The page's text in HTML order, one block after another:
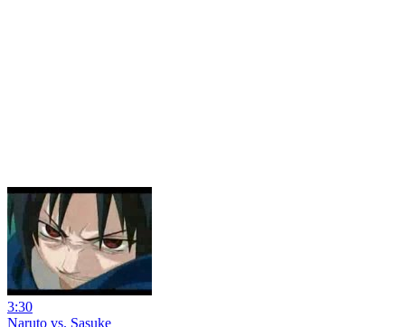
3:30
Naruto vs. Sasuke